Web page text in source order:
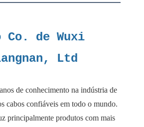
Co. de Wuxi
de conhecimento na indústria de
cabos confiáveis ​​em todo o mundo.
principalmente produtos com mais